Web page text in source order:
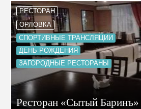
РЕСТОРАН
ОРЛОВКА
СПОРТИВНЫЕ ТРАНСЛЯЦИИ
ДЕНЬ РОЖДЕНИЯ
ЗАГОРОДНЫЕ РЕСТОРАНЫ
Ресторан «Сытый Баринъ»